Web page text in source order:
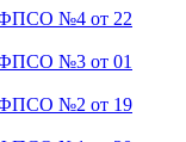
ФПСО №4 от 22
ФПСО №3 от 01
ФПСО №2 от 19